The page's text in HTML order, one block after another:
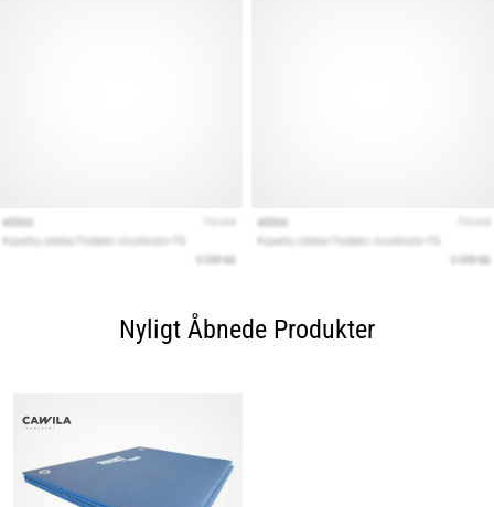
Nyligt Åbnede Produkter